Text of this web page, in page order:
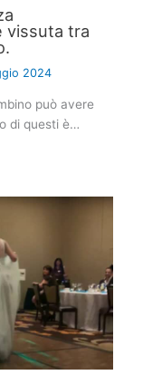
vissuta tra
2024
può avere
di questi è…